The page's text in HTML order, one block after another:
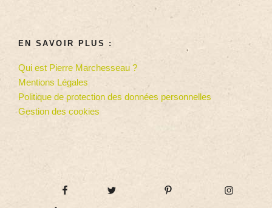
EN SAVOIR PLUS :
Qui est Pierre Marchesseau ?
Mentions Légales
Politique de protection des données personnelles
Gestion des cookies